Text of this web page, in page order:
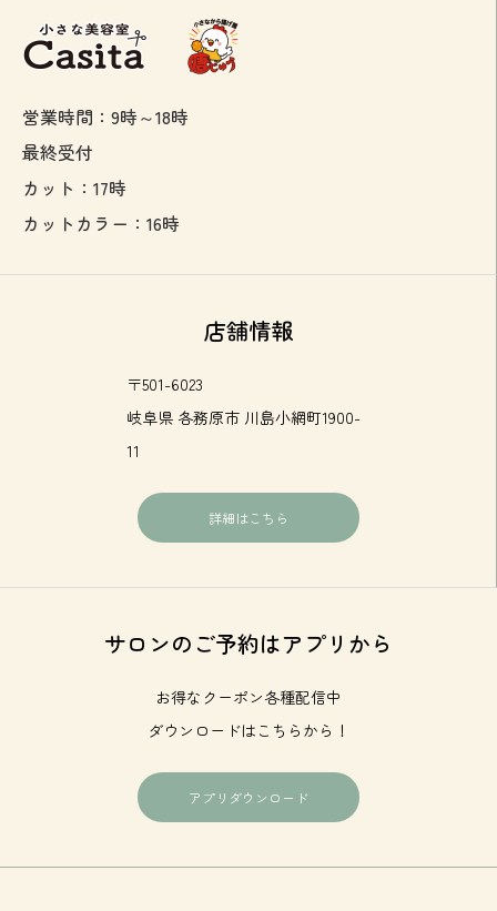
営業時間：9時～18時
最終受付
カット：17時
カットカラー：16時
店舗情報
〒501-6023
岐阜県 各務原市 川島小網町1900-
11
詳細はこちら
サロンのご予約はアプリから
お得なクーポン各種配信中
ダウンロードはこちらから！
アプリダウンロード